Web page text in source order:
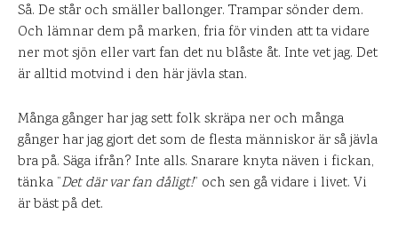
Så. De står och smäller ballonger. Trampar sönder dem.
Och lämnar dem på marken, fria för vinden att ta vidare
ner mot sjön eller vart fan det nu blåste åt. Inte vet jag. Det
är alltid motvind i den här jävla stan.
Många gånger har jag sett folk skräpa ner och många
gånger har jag gjort det som de flesta människor är så jävla
bra på. Säga ifrån? Inte alls. Snarare knyta näven i fickan,
tänka ”Det där var fan dåligt!” och sen gå vidare i livet. Vi
är bäst på det.